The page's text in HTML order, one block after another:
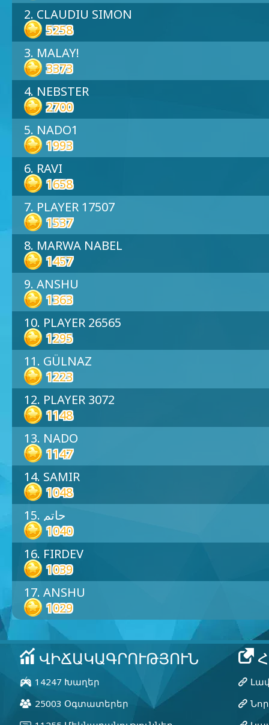
2. CLAUDIU SIMON
5258
3. MALAY!
3373
4. NEBSTER
2700
5. NADO1
1993
6. RAVI
1658
7. PLAYER 17507
1537
8. MARWA NABEL
1457
9. ANSHU
1363
10. PLAYER 26565
1295
11. GÜLNAZ
1223
12. PLAYER 3072
1148
13. NADO
1147
14. SAMIR
1048
15. حاتم
1040
16. FIRDEV
1039
17. ANSHU
1029